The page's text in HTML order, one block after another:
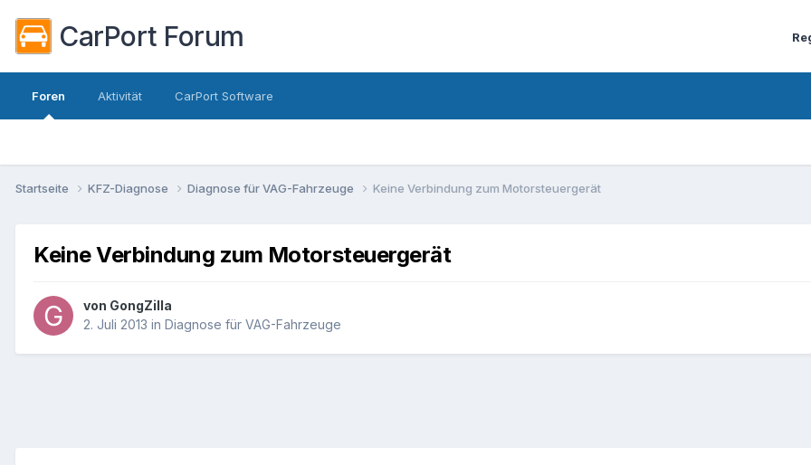
CarPort Forum
Foren Aktivität CarPort Software
Startseite KFZ-Diagnose Diagnose für VAG-Fahrzeuge Keine Verbindung zum Motorsteuergerät
Keine Verbindung zum Motorsteuergerät
von GongZilla
2. Juli 2013 in Diagnose für VAG-Fahrzeuge